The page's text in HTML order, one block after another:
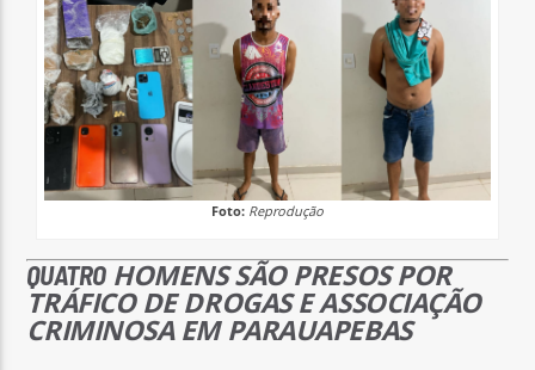
Foto: Reprodução
QUATROHOMENS SÃO PRESOS POR
TRÁFICO DE DROGAS E ASSOCIAÇÃO
CRIMINOSA EM PARAUAPEBAS